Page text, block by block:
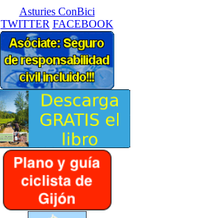
Asturies ConBici
TWITTER FACEBOOK